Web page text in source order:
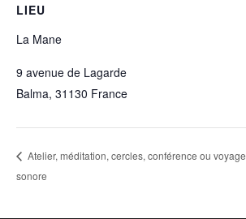
LIEU
La Mane
9 avenue de Lagarde
Balma, 31130 France
Atelier, méditation, cercles, conférence ou voyage
sonore